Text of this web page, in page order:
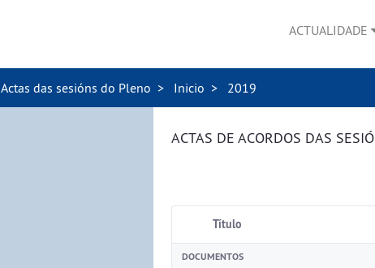
ACTUALIDADE
Actas das sesións do Pleno Inicio 2019
ACTAS DE ACORDOS DAS
Título
DOCUMENTOS